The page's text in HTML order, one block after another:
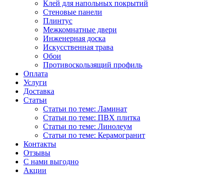
Клей для напольных покрытий
Стеновые панели
Плинтус
Межкомнатные двери
Инженерная доска
Искусственная трава
Обои
Противоскользящий профиль
Оплата
Услуги
Доставка
Статьи
Статьи по теме: Ламинат
Статьи по теме: ПВХ плитка
Статьи по теме: Линолеум
Статьи по теме: Керамогранит
Контакты
Отзывы
С нами выгодно
Акции